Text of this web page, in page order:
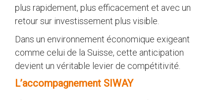
plus rapidement, plus efficacement et avec un
retour sur investissement plus visible.
Dans un environnement économique exigeant
comme celui de la Suisse, cette anticipation
devient un véritable levier de compétitivité.
L’accompagnement SIWAY